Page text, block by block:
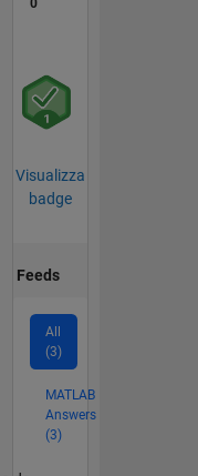
0
Visualizza
badge
Feeds
All
(3)
MATLAB
Answers
(3)